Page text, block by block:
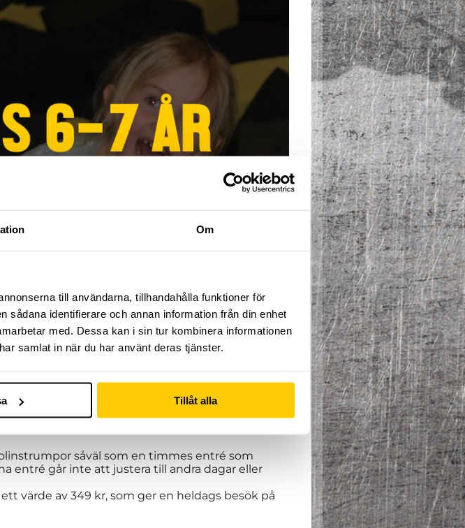
Om
till användarna, tillhandahålla funktioner för
identifierare och annan information från din enhet
med. Dessa kan i sin tur kombinera informationen
samlat in när du har använt deras tjänster.
Tillåt alla
Adrenaline Zone!
fylld av adrenalin och uppfinningsrikedom. Denna
grundläggande motoriska övningarna inom
är delad i två, varav detta är andra delen.
såväl som en timmes entré som
entré går inte att justera till andra dagar eller
värde av 349 kr, som ger en heldags besök på